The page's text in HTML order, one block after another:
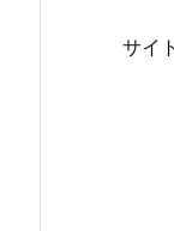
サイ